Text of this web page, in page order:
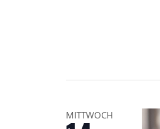
MITTWOCH